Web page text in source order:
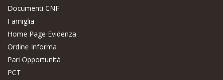
Documenti CNF
Famiglia
Home Page Evidenza
Ordine Informa
Pari Opportunità
PCT